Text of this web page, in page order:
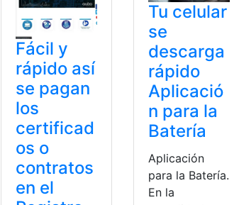
Fácil y
rápido así
se pagan
los
certificad
os o
contratos
en el
Tu celular
se
descarga
rápido
Aplicació
n para la
Batería
Aplicación
para la Batería.
En la